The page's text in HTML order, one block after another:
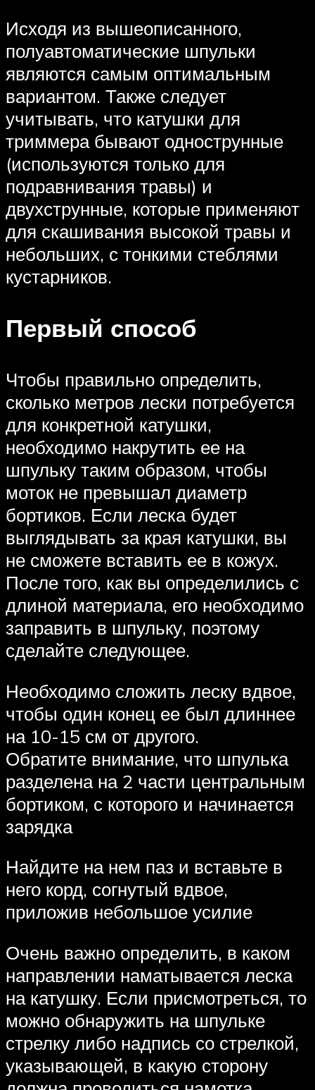
Исходя из вышеописанного,
полуавтоматические шпульки
являются самым оптимальным
вариантом. Также следует
учитывать, что катушки для
триммера бывают однострунные
(используются только для
подравнивания травы) и
двухструнные, которые применяют
для скашивания высокой травы и
небольших, с тонкими стеблями
кустарников.
Первый способ
Чтобы правильно определить,
сколько метров лески потребуется
для конкретной катушки,
необходимо накрутить ее на
шпульку таким образом, чтобы
моток не превышал диаметр
бортиков. Если леска будет
выглядывать за края катушки, вы
не сможете вставить ее в кожух.
После того, как вы определились с
длиной материала, его необходимо
заправить в шпульку, поэтому
сделайте следующее.
Необходимо сложить леску вдвое,
чтобы один конец ее был длиннее
на 10-15 см от другого.
Обратите внимание, что шпулька
разделена на 2 части центральным
бортиком, с которого и начинается
зарядка
Найдите на нем паз и вставьте в
него корд, согнутый вдвое,
приложив небольшое усилие
Очень важно определить, в каком
направлении наматывается леска
на катушку. Если присмотреться, то
можно обнаружить на шпульке
стрелку либо надпись со стрелкой,
указывающей, в какую сторону